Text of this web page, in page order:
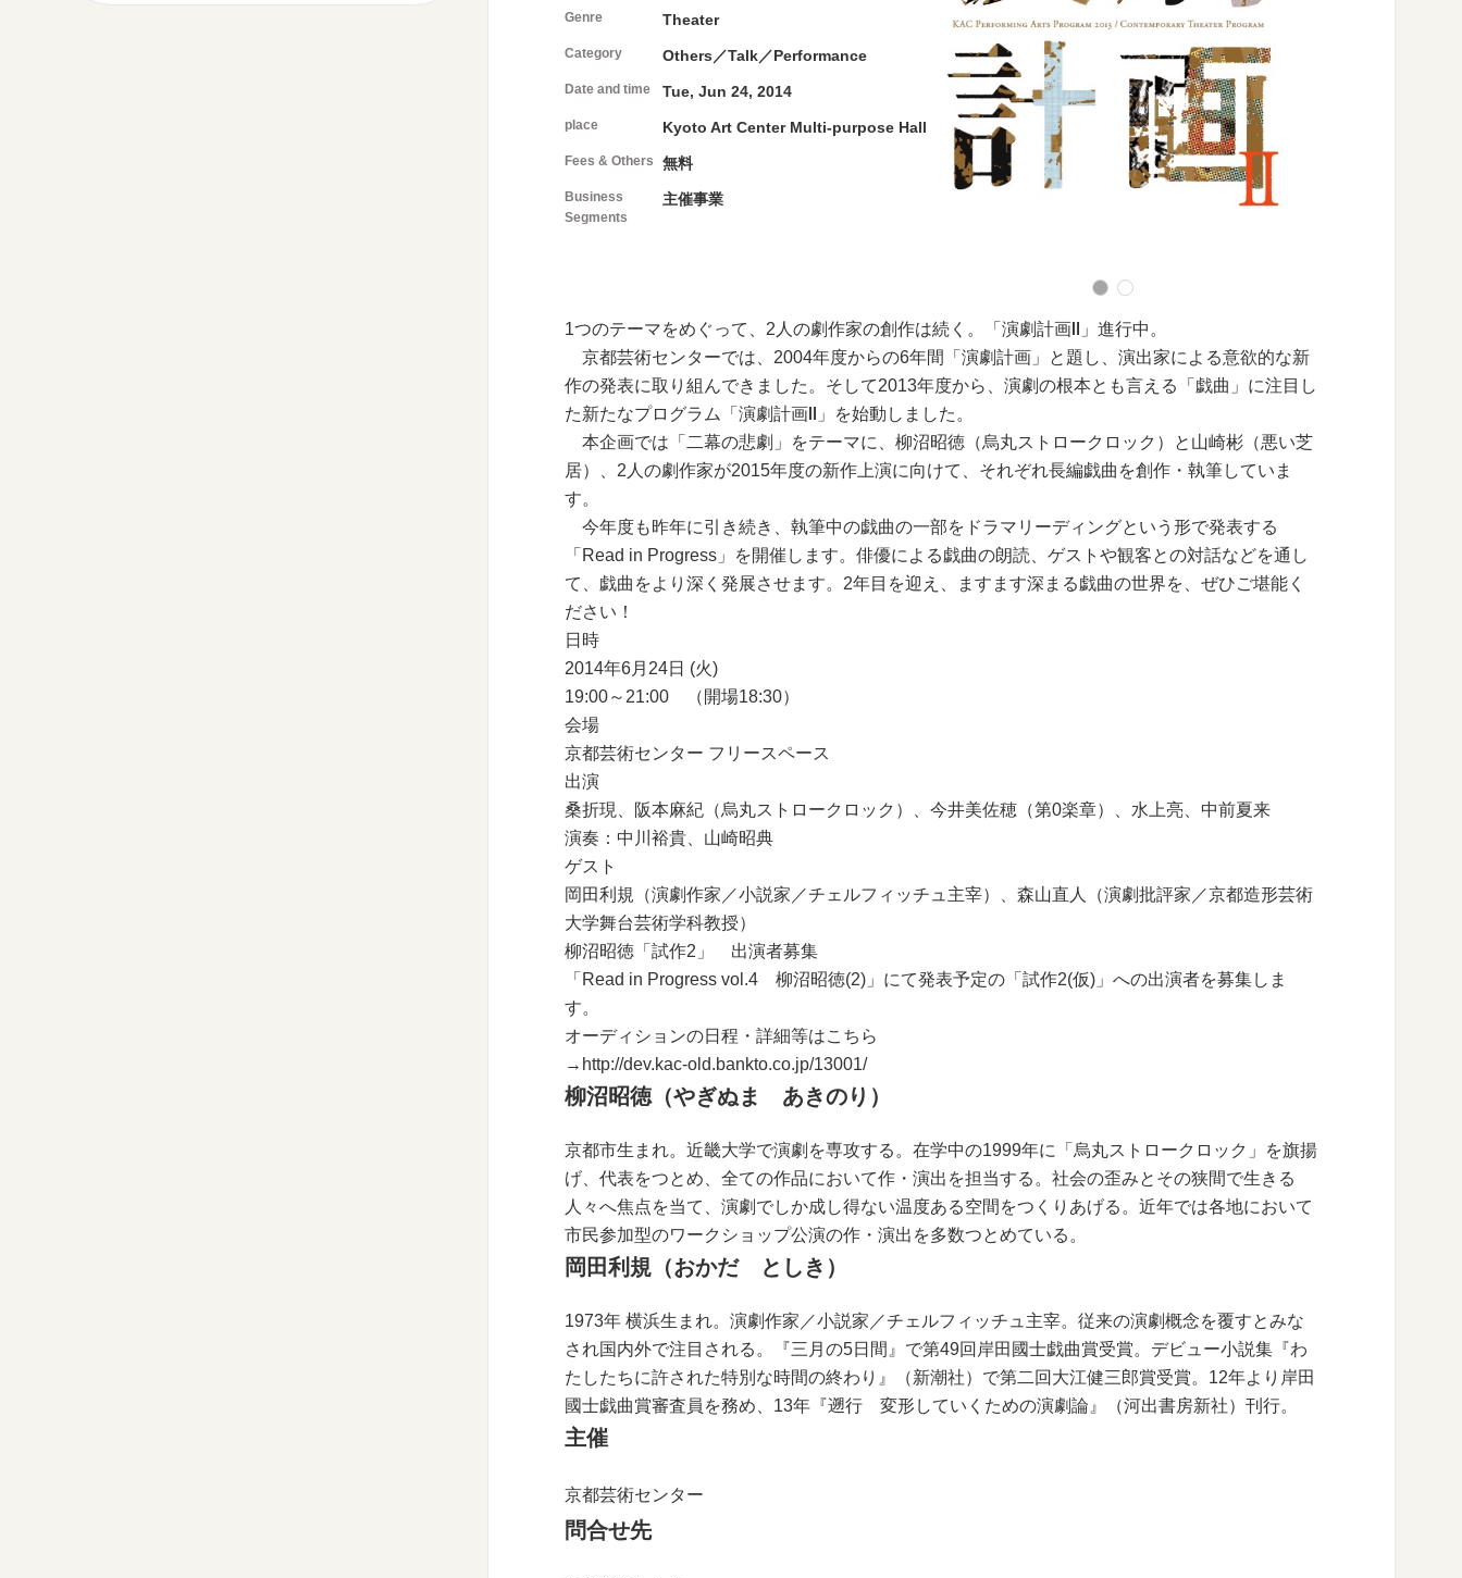
Genre Theater
Category Others／Talk／Performance
Date and time Tue, Jun 24, 2014
place Kyoto Art Center Multi-purpose Hall
Fees & Others 無料
Business
Segments
主催事業
1つのテーマをめぐって、2人の劇作家の創作は続く。「演劇計画Ⅱ」進行中。
京都芸術センターでは、2004年度からの6年間「演劇計画」と題し、演出家による意欲的な新
作の発表に取り組んできました。そして2013年度から、演劇の根本とも言える「戯曲」に注目し
た新たなプログラム「演劇計画Ⅱ」を始動しました。
本企画では「二幕の悲劇」をテーマに、柳沼昭徳（烏丸ストロークロック）と山崎彬（悪い芝
居）、2人の劇作家が2015年度の新作上演に向けて、それぞれ長編戯曲を創作・執筆していま
す。
今年度も昨年に引き続き、執筆中の戯曲の一部をドラマリーディングという形で発表する
「Read in Progress」を開催します。俳優による戯曲の朗読、ゲストや観客との対話などを通し
て、戯曲をより深く発展させます。2年目を迎え、ますます深まる戯曲の世界を、ぜひご堪能く
ださい！
日時
2014年6月24日 (火)
19:00～21:00 （開場18:30）
会場
京都芸術センター フリースペース
出演
桑折現、阪本麻紀（烏丸ストロークロック）、今井美佐穂（第0楽章）、水上亮、中前夏来
演奏：中川裕貴、山崎昭典
ゲスト
岡田利規（演劇作家／小説家／チェルフィッチュ主宰）、森山直人（演劇批評家／京都造形芸術
大学舞台芸術学科教授）
柳沼昭徳「試作2」 出演者募集
「Read in Progress vol.4 柳沼昭徳(2)」にて発表予定の「試作2(仮)」への出演者を募集しま
す。
オーディションの日程・詳細等はこちら
→http://dev.kac-old.bankto.co.jp/13001/
柳沼昭徳（やぎぬま あきのり）
京都市生まれ。近畿大学で演劇を専攻する。在学中の1999年に「烏丸ストロークロック」を旗揚
げ、代表をつとめ、全ての作品において作・演出を担当する。社会の歪みとその狭間で生きる
人々へ焦点を当て、演劇でしか成し得ない温度ある空間をつくりあげる。近年では各地において
市民参加型のワークショップ公演の作・演出を多数つとめている。
岡田利規（おかだ としき）
1973年 横浜生まれ。演劇作家／小説家／チェルフィッチュ主宰。従来の演劇概念を覆すとみな
され国内外で注目される。『三月の5日間』で第49回岸田國士戯曲賞受賞。デビュー小説集『わ
たしたちに許された特別な時間の終わり』（新潮社）で第二回大江健三郎賞受賞。12年より岸田
國士戯曲賞審査員を務め、13年『遡行 変形していくための演劇論』（河出書房新社）刊行。
主催
京都芸術センター
問合せ先